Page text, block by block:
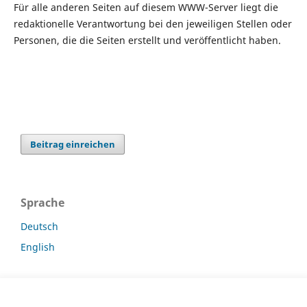
Für alle anderen Seiten auf diesem WWW-Server liegt die
redaktionelle Verantwortung bei den jeweiligen Stellen oder
Personen, die die Seiten erstellt und veröffentlicht haben.
Beitrag einreichen
Sprache
Deutsch
English